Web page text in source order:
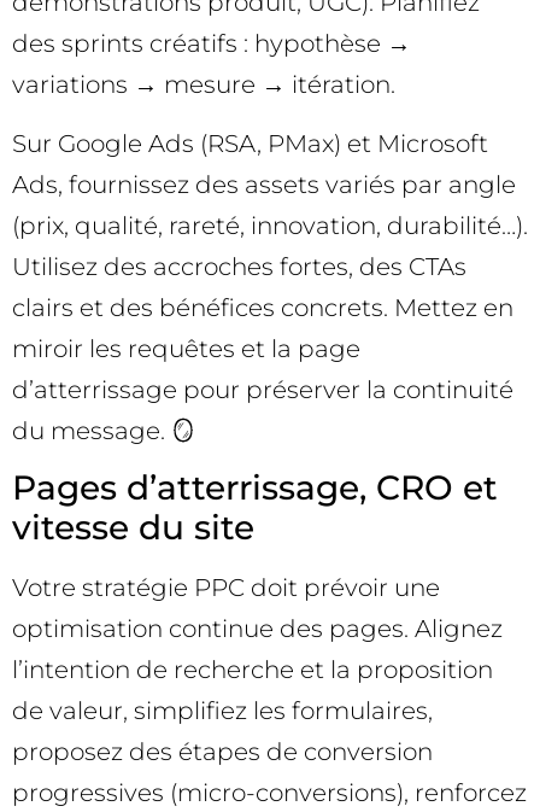
des sprints créatifs : hypothèse →
variations → mesure → itération.
Sur Google Ads (RSA, PMax) et Microsoft
Ads, fournissez des assets variés par angle
(prix, qualité, rareté, innovation, durabilité…).
Utilisez des accroches fortes, des CTAs
clairs et des bénéfices concrets. Mettez en
miroir les requêtes et la page
d’atterrissage pour préserver la continuité
du message. 🪞
Pages d’atterrissage, CRO et
vitesse du site
Votre stratégie PPC doit prévoir une
optimisation continue des pages. Alignez
l’intention de recherche et la proposition
de valeur, simplifiez les formulaires,
proposez des étapes de conversion
progressives (micro-conversions), renforcez